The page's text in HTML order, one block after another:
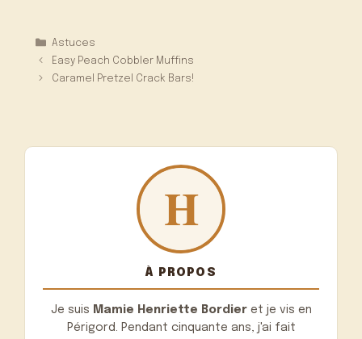
Catégories
Astuces
Easy Peach Cobbler Muffins
Caramel Pretzel Crack Bars!
À PROPOS
Je suis Mamie Henriette Bordieret je vis en
Périgord. Pendant cinquante ans, j'ai fait